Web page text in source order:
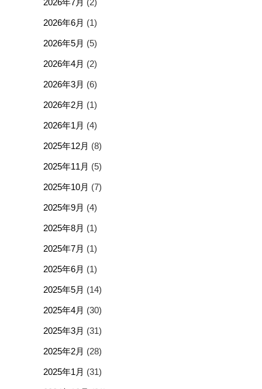
2026年7月 (2)
2026年6月 (1)
2026年5月 (5)
2026年4月 (2)
2026年3月 (6)
2026年2月 (1)
2026年1月 (4)
2025年12月 (8)
2025年11月 (5)
2025年10月 (7)
2025年9月 (4)
2025年8月 (1)
2025年7月 (1)
2025年6月 (1)
2025年5月 (14)
2025年4月 (30)
2025年3月 (31)
2025年2月 (28)
2025年1月 (31)